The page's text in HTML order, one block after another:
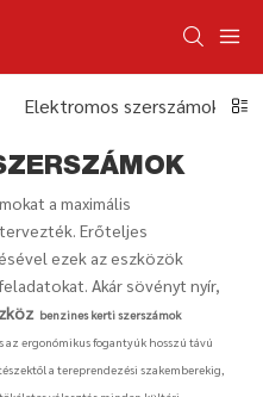
Elektromos szerszámok
a maximális
Erőteljes
ezek az eszközök
Akár sövényt nyír,
benzines kerti szerszámok
az ergonómikus fogantyúk hosszú távú
a tereprendezési szakemberekig,